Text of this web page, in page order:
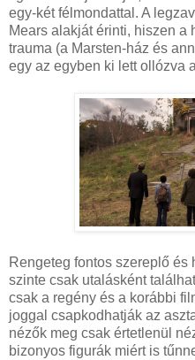
egy-két félmondattal. A
Mears alakját érinti, hiszen a
trauma (a Marsten-ház és
egy az egyben ki lett ollózva
Rengeteg fontos szereplő és
szinte csak utalásként
csak a regény és a korábbi
joggal csapkodhatják az
nézők meg csak értetlenül
bizonyos figurák miért is